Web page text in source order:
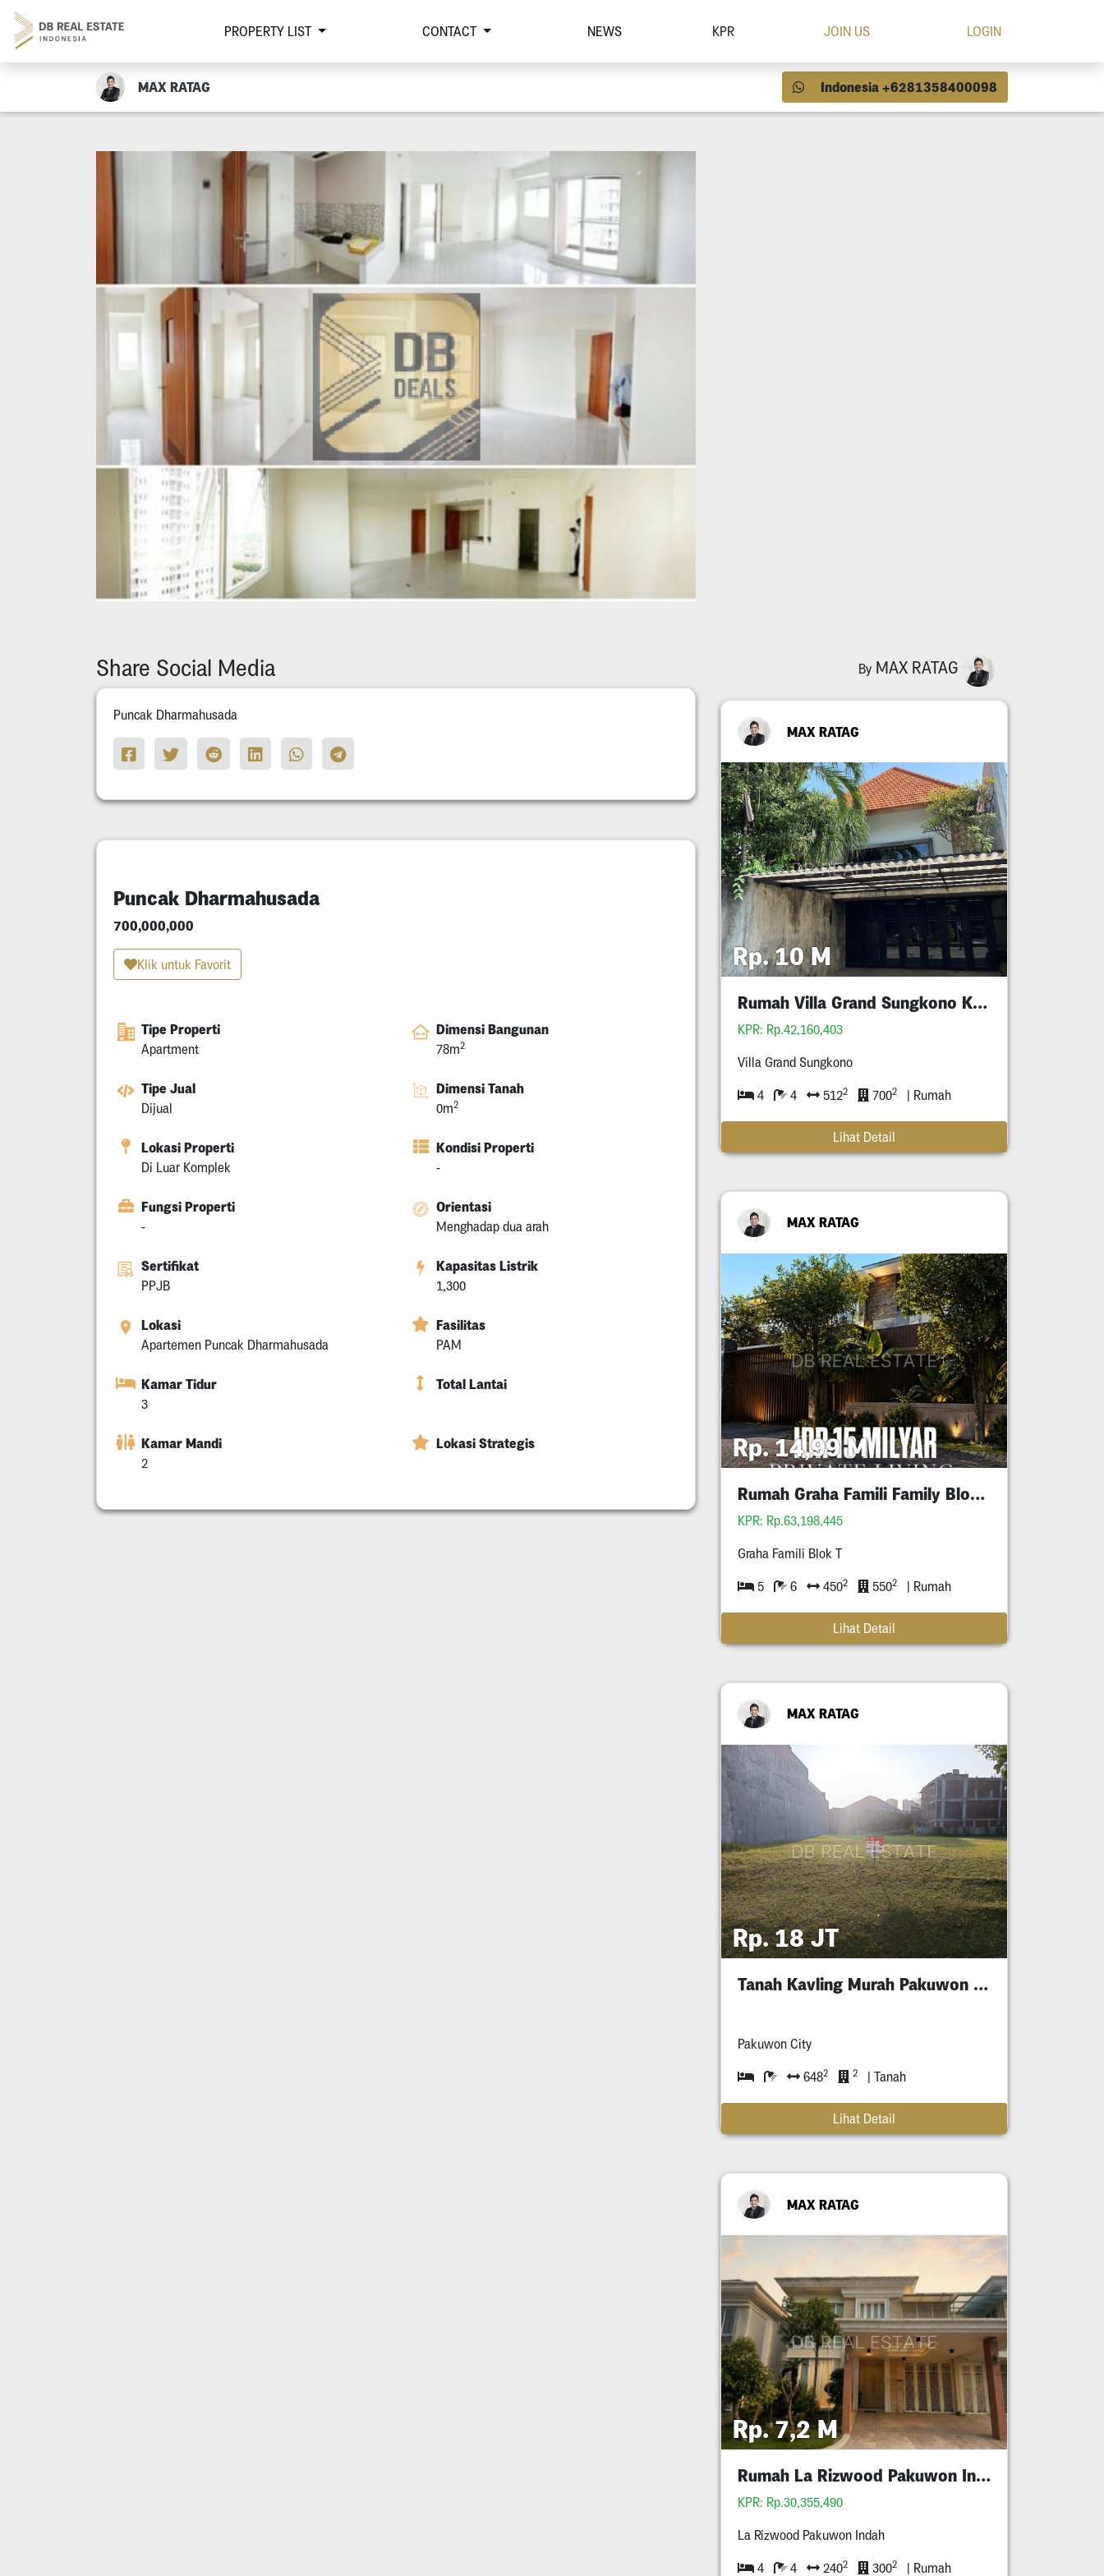
PROPERTY LIST CONTACT NEWS KPR JOIN US LOGIN
MAX RATAG Indonesia +6281358400098
Share Social Media
Puncak Dharmahusada
Puncak Dharmahusada
700,000,000
Klik untuk Favorit
Tipe Properti
Apartment
Dimensi Bangunan
78m2
Tipe Jual
Dijual
Dimensi Tanah
0m2
Lokasi Properti
Di Luar Komplek
Kondisi Properti
-
Fungsi Properti
-
Orientasi
Menghadap dua arah
Sertifikat
PPJB
Kapasitas Listrik
1,300
Lokasi
Apartemen Puncak Dharmahusada
Fasilitas
PAM
Kamar Tidur
3
Total Lantai
Kamar Mandi
2
Lokasi Strategis
By MAX RATAG
MAX RATAG
Rp. 10 M
Rumah Villa Grand Sungkono Kupang Pakis
KPR: Rp.42,160,403
Villa Grand Sungkono
4 4 5122 7002 | Rumah
Lihat Detail
MAX RATAG
Rp. 14,99 M
Rumah Graha Famili Family Blok T
KPR: Rp.63,198,445
Graha Famili Blok T
5 6 4502 5502 | Rumah
Lihat Detail
MAX RATAG
Rp. 18 JT
Tanah Kavling Murah Pakuwon City Luar Cluster
Pakuwon City
6482 2 | Tanah
Lihat Detail
MAX RATAG
Rp. 7,2 M
Rumah La Rizwood Pakuwon Indah Bisa Kpr
KPR: Rp.30,355,490
La Rizwood Pakuwon Indah
4 4 2402 3002 | Rumah